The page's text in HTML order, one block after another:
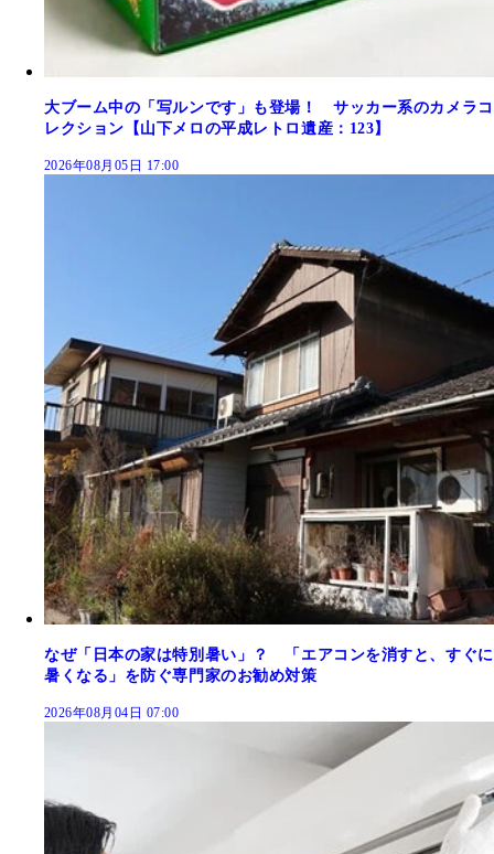
大ブーム中の「写ルンです」も登場！ サッカー系のカメラコ
レクション【山下メロの平成レトロ遺産：123】
2026年08月05日 17:00
なぜ「日本の家は特別暑い」？ 「エアコンを消すと、すぐに
暑くなる」を防ぐ専門家のお勧め対策
2026年08月04日 07:00